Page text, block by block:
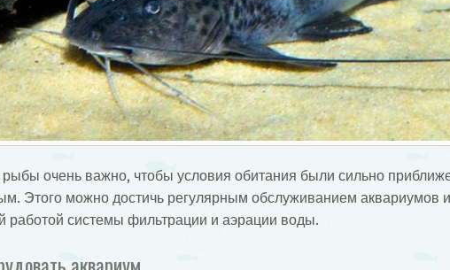
рыбы очень важно, чтобы условия обитания были сильно
Этого можно достичь регулярным обслуживанием аквариумов
работой системы фильтрации и аэрации воды.